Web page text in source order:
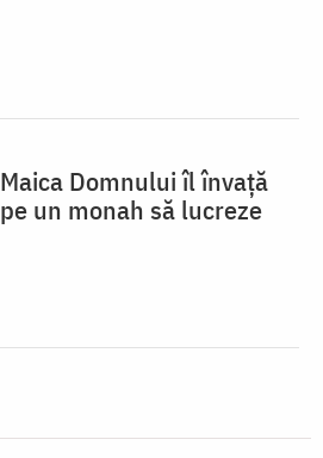
Maica Domnului îl învață
pe un monah să lucreze